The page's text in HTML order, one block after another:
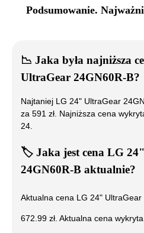
Podsumowanie.
📉 Jaka była najniższa
UltraGear 24GN60R-B?
Najtaniej LG 24" UltraGear
za 591 zł. Najniższa cena
24
🏷️ Jaka jest cena LG
24GN60R-B aktualnie?
Aktualna cena LG 24"
672.99 zł. Aktualna cena